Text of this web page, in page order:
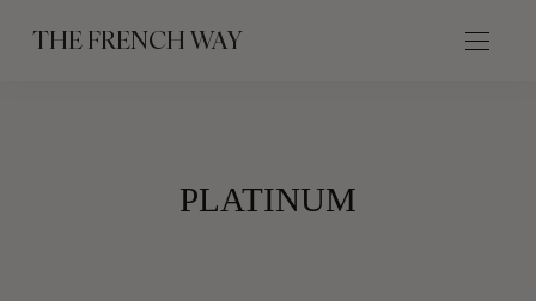
THE FRENCH WAY
PLATINUM